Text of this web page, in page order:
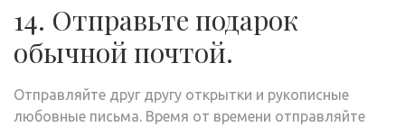
14. Отправьте подарок
обычной почтой.
Отправляйте друг другу открытки и рукописные
любовные письма. Время от времени отправляйте